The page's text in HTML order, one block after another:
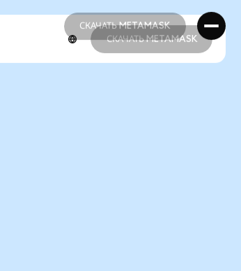
СКАЧАТЬ METAMASK
СКАЧАТЬ METAMASK
СКАЧАТЬ METAMASK